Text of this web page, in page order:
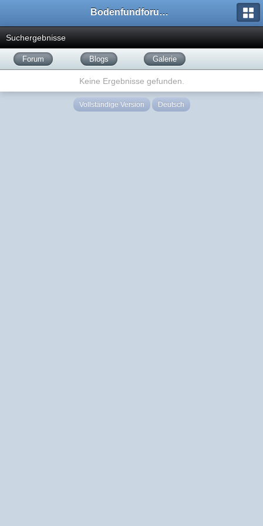
Bodenfundforum.com
Suchergebnisse
Forum Blogs Galerie
Keine Ergebnisse gefunden.
Vollständige Version Deutsch